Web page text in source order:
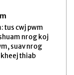
tus cwj pwm
nrog koj
suav nrog
kheej thiab